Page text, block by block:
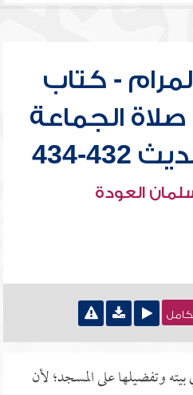
- كتاب
صلاة الجماعة
434
العودة
وتفضيلها على المسجد؛ لأن